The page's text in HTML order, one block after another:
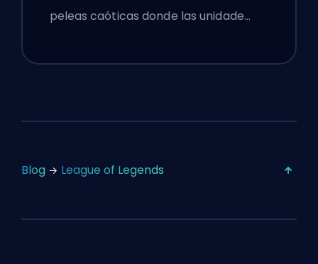
peleas caóticas donde las unidade…
Blog League of Legends